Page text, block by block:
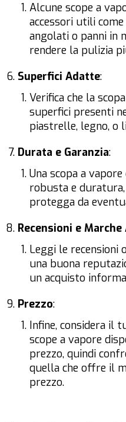
Alcune scope a
accessori utili
angolati o panni in
rendere la pulizia
Superfici Adatte:
Verifica che la
superfici presenti
piastrelle, legno, o
Durata e Garanzia:
Una scopa a
robusta e
protegga da
Recensioni e
Leggi le recensioni
una buona
un acquisto
Prezzo:
Infine, considera il
scope a vapore
prezzo, quindi
quella che offre il
prezzo.